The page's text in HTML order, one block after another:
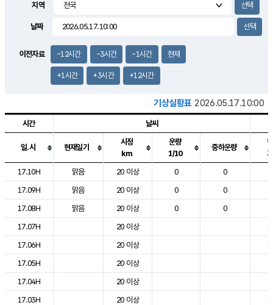
3.3m/s
지역
날짜
이전자료 -12시간 -3시간 -1시간 현재
+1시간 +3시간 +12시간
기상실황표 2026.05.17.10:00
도시별 기상실황표로 지점, 날씨, 기온, 강수, 바람, 기압등을 안내한 표입
시간 날씨
일.시 현재일기
시정
km
운량
1/10
중하운량
17.10H
맑음 20 이상 0 0
17.09H
맑음 20 이상 0 0
17.08H
맑음 20 이상 0 0
17.07H
20 이상
17.06H
20 이상
17.05H
20 이상
17.04H
20 이상
17.03H
20 이상